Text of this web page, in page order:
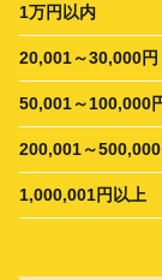
1万円以内
20,001～30,000円
50,001～100,000
200,001～500,000
1,000,001円以上